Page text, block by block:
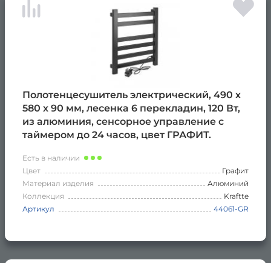
Полотенцесушитель электрический, 490 х
580 х 90 мм, лесенка 6 перекладин, 120 Вт,
из алюминия, сенсорное управление с
таймером до 24 часов, цвет ГРАФИТ.
Есть в наличии
Цвет
Графит
Материал изделия
Алюминий
Коллекция
Kraftte
Артикул
44061-GR